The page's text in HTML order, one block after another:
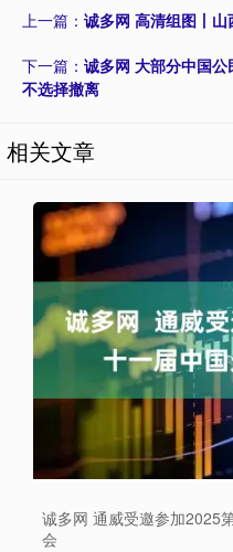
上一篇： 诚多网 高清组图丨
下一篇： 诚多网 大部分中国
不选择撤离
相关文章
诚多网 通威受邀参加2025
会